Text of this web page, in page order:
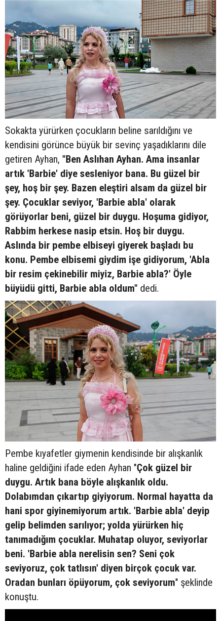
Sokakta yürürken çocukların beline sarıldığını ve
kendisini görünce büyük bir sevinç yaşadıklarını dile
getiren Ayhan, "Ben Aslıhan Ayhan. Ama insanlar
artık 'Barbie' diye sesleniyor bana. Bu güzel bir
şey, hoş bir şey. Bazen eleştiri alsam da güzel bir
şey. Çocuklar seviyor, 'Barbie abla' olarak
görüyorlar beni, güzel bir duygu. Hoşuma gidiyor,
Rabbim herkese nasip etsin. Hoş bir duygu.
Aslında bir pembe elbiseyi giyerek başladı bu
konu. Pembe elbisemi giydim işe gidiyorum, 'Abla
bir resim çekinebilir miyiz, Barbie abla?' Öyle
büyüdü gitti, Barbie abla oldum" dedi.
Pembe kıyafetler giymenin kendisinde bir alışkanlık
haline geldiğini ifade eden Ayhan "Çok güzel bir
duygu. Artık bana böyle alışkanlık oldu.
Dolabımdan çıkartıp giyiyorum. Normal hayatta da
hani spor giyinemiyorum artık. 'Barbie abla' deyip
gelip belimden sarılıyor; yolda yürürken hiç
tanımadığım çocuklar. Muhatap oluyor, seviyorlar
beni. 'Barbie abla nerelisin sen? Seni çok
seviyoruz, çok tatlısın' diyen birçok çocuk var.
Oradan bunları öpüyorum, çok seviyorum" şeklinde
konuştu.